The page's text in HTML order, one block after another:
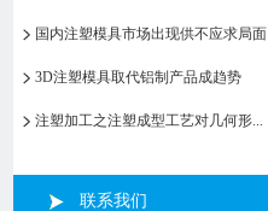
国内注塑模具市场出现供不应求局面
3D注塑模具取代铝制产品成趋势
注塑加工之注塑成型工艺对几何形...
联系我们